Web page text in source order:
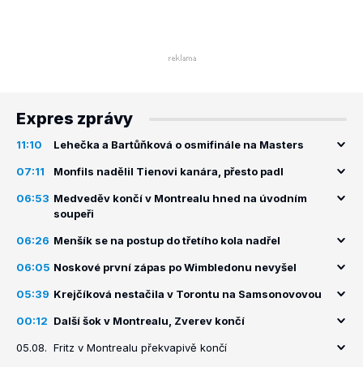
Expres zprávy
11:10 Lehečka a Bartůňková o osmifinále na Masters
07:11 Monfils nadělil Tienovi kanára, přesto padl
06:53 Medveděv končí v Montrealu hned na úvodním
soupeři
06:26 Menšík se na postup do třetího kola nadřel
06:05 Noskové první zápas po Wimbledonu nevyšel
05:39 Krejčíková nestačila v Torontu na Samsonovovou
00:12 Další šok v Montrealu, Zverev končí
05.08. Fritz v Montrealu překvapivě končí